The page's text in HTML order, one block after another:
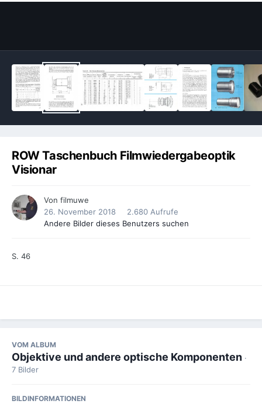
ROW Taschenbuch Filmwiedergabeoptik
Visionar
Von filmuwe
26. November 2018
2.680 Aufrufe
Andere Bilder dieses Benutzers suchen
S. 46
VOM ALBUM
Objektive und andere optische Komponenten ·
7 Bilder
BILDINFORMATIONEN